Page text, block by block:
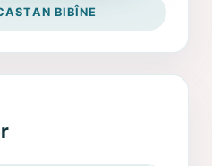
BIBÎNE